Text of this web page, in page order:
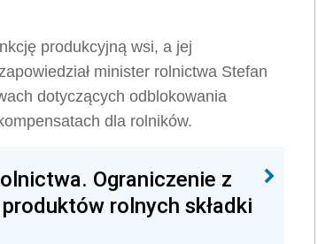
produkcyjną wsi, a jej
minister rolnictwa Stefan
dotyczących odblokowania
dla rolników.
Ograniczenie z
rolnych składki